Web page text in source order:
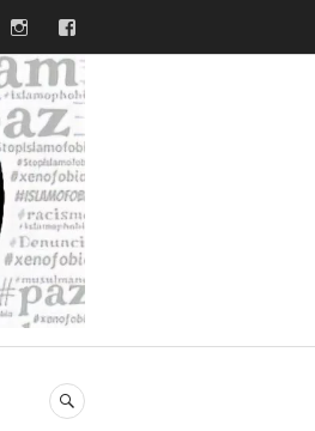
TwitterInstagram
BUSCAR